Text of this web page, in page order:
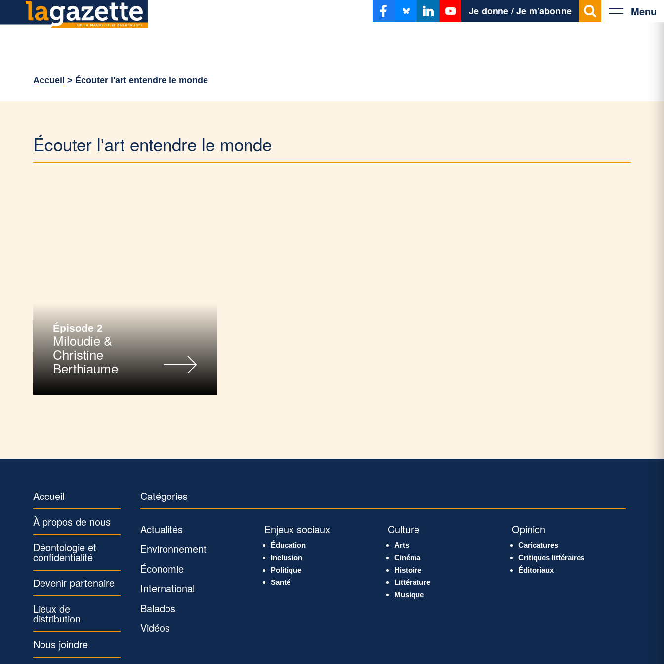
Je donne / Je m’abonne Menu
Accueil > Écouter l'art entendre le monde
Écouter l'art entendre le monde
Épisode 2
Miloudie &
Christine
Berthiaume
Accueil
À propos de nous
Déontologie et
confidentialité
Devenir partenaire
Lieux de
distribution
Nous joindre
Catégories
Actualités
Environnement
Économie
International
Balados
Vidéos
Enjeux sociaux
Éducation
Inclusion
Politique
Santé
Culture
Arts
Cinéma
Histoire
Littérature
Musique
Opinion
Caricatures
Critiques littéraires
Éditoriaux